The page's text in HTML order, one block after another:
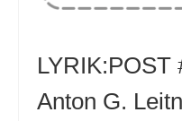
LYRIK:POST
Anton G.